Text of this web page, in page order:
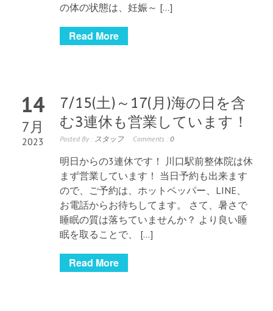
の体の状態は、妊娠～ […]
Read More
14
7月
2023
7/15(土)～17(月)海の日を含
む3連休も営業しています！
Posted By : スタッフ Comments : 0
明日からの3連休です！ 川口駅前整体院は休
まず営業しています！ 当日予約も出来ます
ので、ご予約は、ホットペッパー、LINE、
お電話からお待ちしてます。 さて、暑さで
睡眠の質は落ちていませんか？ より良い睡
眠を取ることで、 […]
Read More